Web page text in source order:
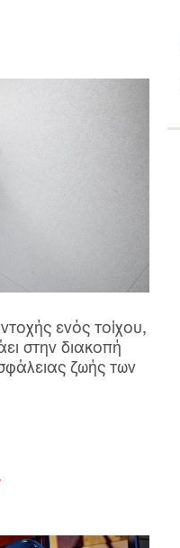
ενός τοίχου,
στην διακοπή
ζωής των